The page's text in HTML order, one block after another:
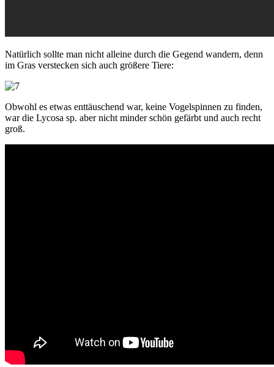
Natürlich sollte man nicht alleine durch die Gegend wandern, denn
im Gras verstecken sich auch größere Tiere:
Obwohl es etwas enttäuschend war, keine Vogelspinnen zu finden,
war die Lycosa sp. aber nicht minder schön gefärbt und auch recht
groß.